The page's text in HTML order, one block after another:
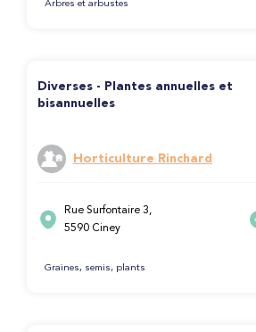
Arbres et arbustes
Diverses - Plantes annuelles et
bisannuelles
Horticulture Rinchard
Rue Surfontaire 3,
5590 Ciney
Graines, semis, plants